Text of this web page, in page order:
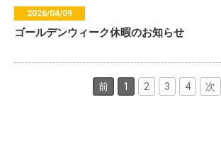
2026/04/09
ゴールデンウィーク休暇のお知らせ
前 1 2 3 4 次